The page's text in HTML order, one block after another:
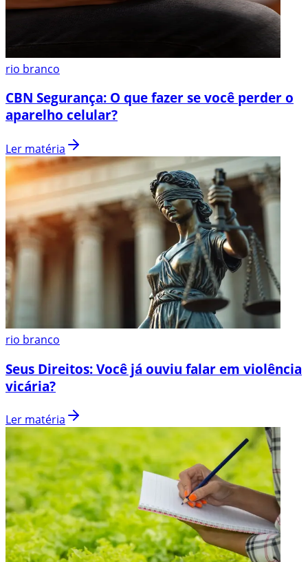
rio branco
CBN Segurança: O que fazer se você perder o
aparelho celular?
Ler matéria
rio branco
Seus Direitos: Você já ouviu falar em violência
vicária?
Ler matéria